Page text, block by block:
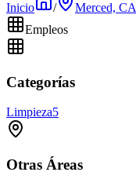
Inicio
/ Merced, CA
Empleos
Categorías
Limpieza5
Otras Áreas